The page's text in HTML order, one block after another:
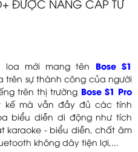
ĐƯỢC NÂNG CẤP TỪ
loa mới mang tên
Bose S1
trên sự thành công của người
trên thị trường
Bose S1 Pro
kế mà vẫn đầy đủ các tính
biểu diễn di động như tích
karaoke - biểu diễn, chất âm
không dây tiện lợi,...